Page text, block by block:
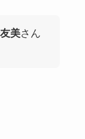
美さん